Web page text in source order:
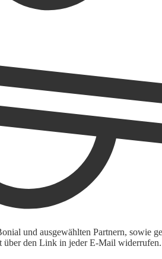
und ausgewählten Partnern,
den Link in jeder E-Mail